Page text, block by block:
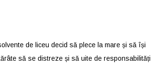
de liceu decid să plece la mare și să își
să se distreze și să uite de responsabilități